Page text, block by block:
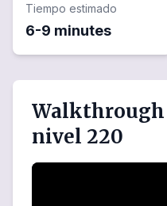
Tiempo estimado
6-9 minutes
Walkthrough
nivel 220